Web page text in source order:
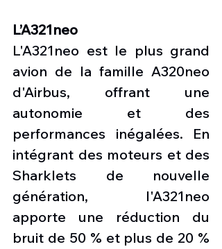
L’A321neo
L'A321neo est le plus grand
avion de la famille A320neo
d'Airbus, offrant une
autonomie et des
performances inégalées. En
intégrant des moteurs et des
Sharklets de nouvelle
génération, l'A321neo
apporte une réduction du
bruit de 50 % et plus de 20 %